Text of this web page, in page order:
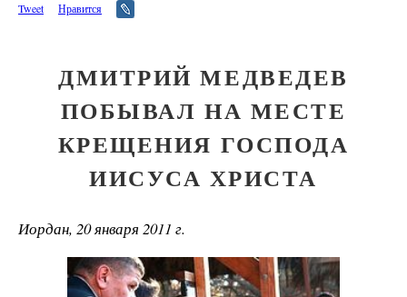
Tweet Нравится
ДМИТРИЙ МЕДВЕДЕВ
ПОБЫВАЛ НА МЕСТЕ
КРЕЩЕНИЯ ГОСПОДА
ИИСУСА ХРИСТА
Иордан, 20 января 2011 г.